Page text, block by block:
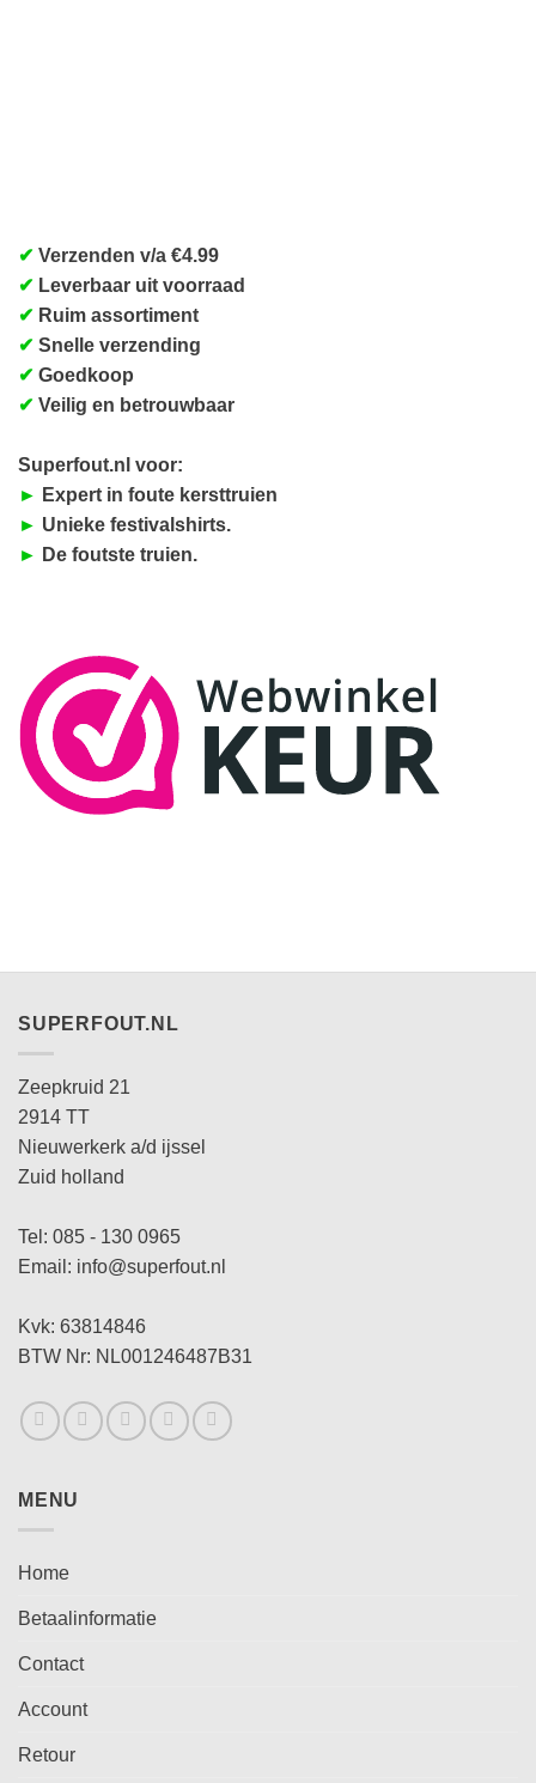
✔ Verzenden v/a €4.99
✔ Leverbaar uit voorraad
✔ Ruim assortiment
✔ Snelle verzending
✔ Goedkoop
✔ Veilig en betrouwbaar
Superfout.nl voor:
► Expert in foute kersttruien
► Unieke festivalshirts.
► De foutste truien.
SUPERFOUT.NL
Zeepkruid 21
2914 TT
Nieuwerkerk a/d ijssel
Zuid holland
Tel: 085 - 130 0965
Email: info@superfout.nl
Kvk: 63814846
BTW Nr: NL001246487B31
MENU
Home
Betaalinformatie
Contact
Account
Retour